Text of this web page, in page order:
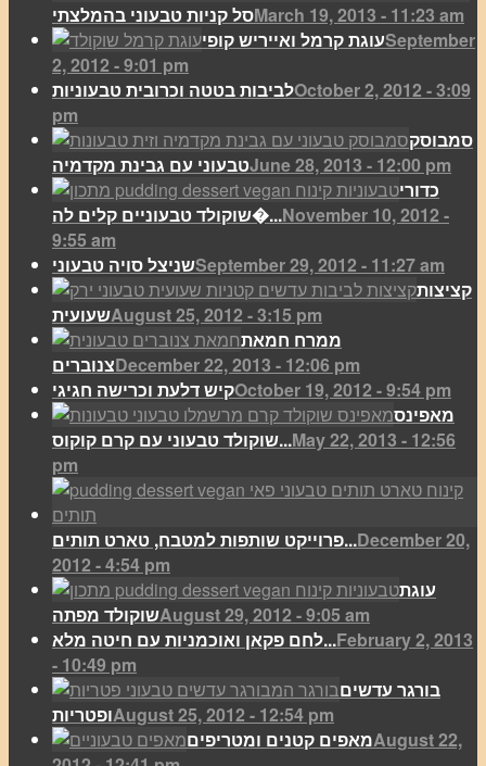
סל קניות טבעוני בהמלצתיMarch 19, 2013 - 11:23 am
עוגת קרמל ואייריש קופיSeptember
2, 2012 - 9:01 pm
לביבות בטטה וכרובית טבעוניותOctober 2, 2012 - 3:09
pm
סמבוסק
טבעוני עם גבינת מקדמיהJune 28, 2013 - 12:00 pm
כדורי
שוקולד טבעוניים קלים לה�...November 10, 2012 -
9:55 am
שניצל סויה טבעוניSeptember 29, 2012 - 11:27 am
קציצות
שעועיתAugust 25, 2012 - 3:15 pm
ממרח חמאת
צנובריםDecember 22, 2013 - 12:06 pm
קיש דלעת וכרישה חגיגיOctober 19, 2012 - 9:54 pm
מאפינס
שוקולד טבעוני עם קרם קוקוס...May 22, 2013 - 12:56
pm
פרוייקט שותפות למטבח, טארט תותים...December 20,
2012 - 4:54 pm
עוגת
שוקולד מפתהAugust 29, 2012 - 9:05 am
לחם פקאן ואוכמניות עם חיטה מלא...February 2, 2013
- 10:49 pm
בורגר עדשים
ופטריותAugust 25, 2012 - 12:54 pm
מאפים קטנים ומטריפיםAugust 22,